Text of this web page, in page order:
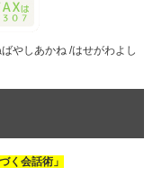
やしあかね /はせがわよし
く会話術」